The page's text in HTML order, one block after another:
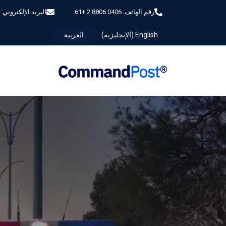
رقم الهاتف: 0406 8806 2 +61 البريد الإلكتروني:
English
(الإنجليزية) العربية